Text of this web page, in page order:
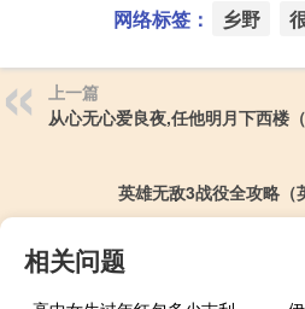
网络标签： 乡野
上一篇
从心无心爱良夜,任他明月下西楼
英雄无敌3战役全攻略（
相关问题